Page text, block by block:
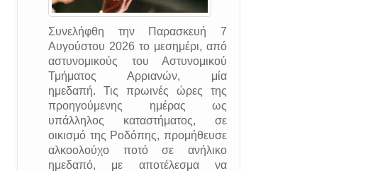
Συνελήφθη την Παρασκευή 7
Αυγούστου 2026 το μεσημέρι, από
αστυνομικούς του Αστυνομικού
Τμήματος Αρριανών, μία
ημεδαπή. Τις πρωινές ώρες της
προηγούμενης ημέρας ως
υπάλληλος καταστήματος, σε
οικισμό της Ροδόπης, προμήθευσε
αλκοολούχο ποτό σε ανήλικο
ημεδαπό, με αποτέλεσμα να